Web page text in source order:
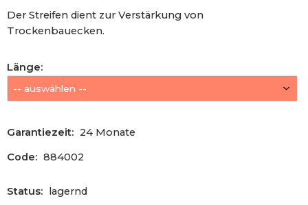
Der Streifen dient zur Verstärkung von
Trockenbauecken.
Länge:
Garantiezeit: 24 Monate
Code: 884002
Status: lagernd